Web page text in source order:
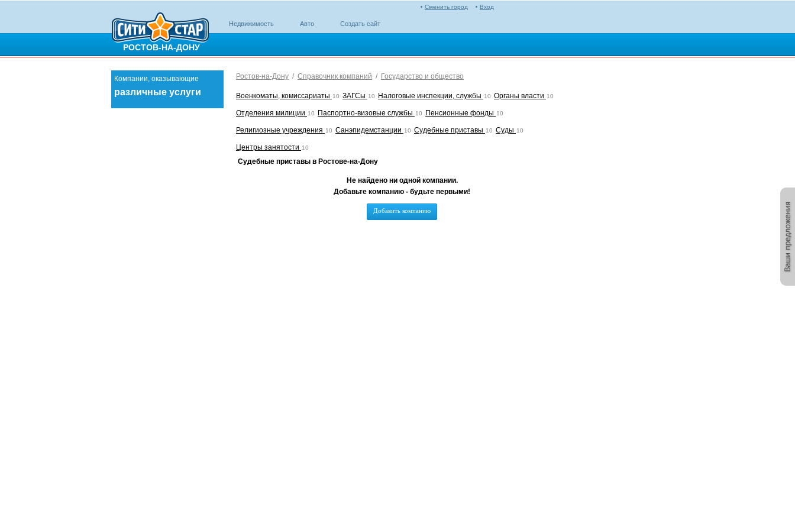
РОСТОВ-НА-ДОНУ
Вход
Сменить город
Недвижимость Авто Создать сайт
Компании, оказывающие
различные услуги
Ростов-на-Дону / Справочник компаний / Государство и общество
Военкоматы, комиссариаты 10 ЗАГСы 10 Налоговые инспекции, службы 10 Органы власти 10
Отделения милиции 10 Паспортно-визовые службы 10 Пенсионные фонды 10
Религиозные учреждения 10 Санэпидемстанции 10 Судебные приставы 10 Суды 10
Центры занятости 10
Судебные приставы в Ростове-на-Дону
Не найдено ни одной компании.
Добавьте компанию - будьте первыми!
Добавить компанию